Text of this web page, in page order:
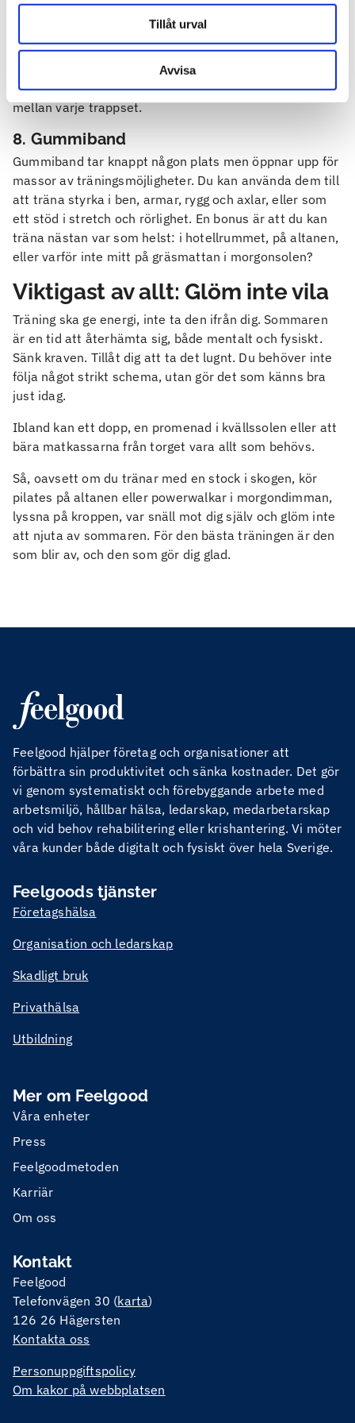
Tillåt urval
Avvisa
guldgruva för ben- och konditionsträning. Du kan gå,
springa, hoppa eller göra step-ups, beroende på humör
och dagsform. Ett kort men intensivt trapp-pass räcker
ofta långt. Och vill du variera dig kan du kombinera med
styrkeövningar som armhävningar eller utfallssteg
mellan varje trappset.
8. Gummiband
Gummiband tar knappt någon plats men öppnar upp för
massor av träningsmöjligheter. Du kan använda dem till
att träna styrka i ben, armar, rygg och axlar, eller som
ett stöd i stretch och rörlighet. En bonus är att du kan
träna nästan var som helst: i hotellrummet, på altanen,
eller varför inte mitt på gräsmattan i morgonsolen?
Viktigast av allt: Glöm inte vila
Träning ska ge energi, inte ta den ifrån dig. Sommaren
är en tid att återhämta sig, både mentalt och fysiskt.
Sänk kraven. Tillåt dig att ta det lugnt. Du behöver inte
följa något strikt schema, utan gör det som känns bra
just idag.
Ibland kan ett dopp, en promenad i kvällssolen eller att
bära matkassarna från torget vara allt som behövs.
Så, oavsett om du tränar med en stock i skogen, kör
pilates på altanen eller powerwalkar i morgondimman,
lyssna på kroppen, var snäll mot dig själv och glöm inte
att njuta av sommaren. För den bästa träningen är den
som blir av, och den som gör dig glad.
Feelgood hjälper företag och organisationer att
förbättra sin produktivitet och sänka kostnader. Det gör
vi genom systematiskt och förebyggande arbete med
arbetsmiljö, hållbar hälsa, ledarskap, medarbetarskap
och vid behov rehabilitering eller krishantering. Vi möter
våra kunder både digitalt och fysiskt över hela Sverige.
Feelgoods tjänster
Företagshälsa
Organisation och ledarskap
Skadligt bruk
Privathälsa
Utbildning
Mer om Feelgood
Våra enheter
Press
Feelgoodmetoden
Karriär
Om oss
Kontakt
Feelgood
Telefonvägen 30 (karta)
126 26 Hägersten
Kontakta oss
Personuppgiftspolicy
Om kakor på webbplatsen